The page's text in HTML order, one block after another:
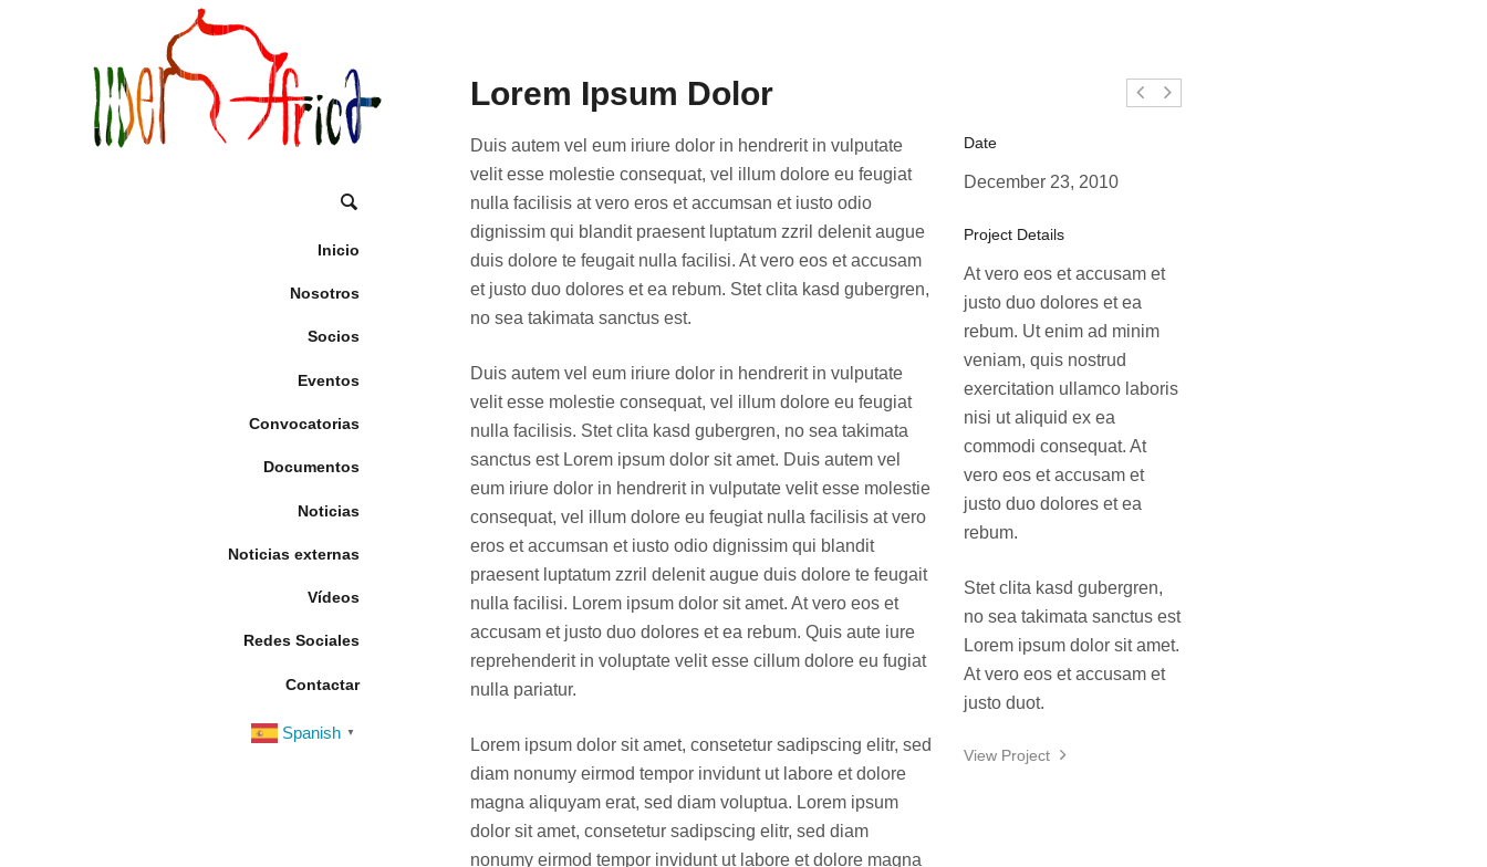
Inicio
Nosotros
Socios
Eventos
Convocatorias
Documentos
Noticias
Noticias externas
Vídeos
Redes Sociales
Contactar
Spanish ▼
Lorem Ipsum Dolor
Duis autem vel eum iriure dolor in hendrerit in vulputate
velit esse molestie consequat, vel illum dolore eu feugiat
nulla facilisis at vero eros et accumsan et iusto odio
dignissim qui blandit praesent luptatum zzril delenit augue
duis dolore te feugait nulla facilisi. At vero eos et accusam
et justo duo dolores et ea rebum. Stet clita kasd gubergren,
no sea takimata sanctus est.
Duis autem vel eum iriure dolor in hendrerit in vulputate
velit esse molestie consequat, vel illum dolore eu feugiat
nulla facilisis. Stet clita kasd gubergren, no sea takimata
sanctus est Lorem ipsum dolor sit amet. Duis autem vel
eum iriure dolor in hendrerit in vulputate velit esse molestie
consequat, vel illum dolore eu feugiat nulla facilisis at vero
eros et accumsan et iusto odio dignissim qui blandit
praesent luptatum zzril delenit augue duis dolore te feugait
nulla facilisi. Lorem ipsum dolor sit amet. At vero eos et
accusam et justo duo dolores et ea rebum. Quis aute iure
reprehenderit in voluptate velit esse cillum dolore eu fugiat
nulla pariatur.
Lorem ipsum dolor sit amet, consetetur sadipscing elitr, sed
diam nonumy eirmod tempor invidunt ut labore et dolore
magna aliquyam erat, sed diam voluptua. Lorem ipsum
dolor sit amet, consetetur sadipscing elitr, sed diam
nonumy eirmod tempor invidunt ut labore et dolore magna
Date
December 23, 2010
Project Details
At vero eos et accusam et
justo duo dolores et ea
rebum. Ut enim ad minim
veniam, quis nostrud
exercitation ullamco laboris
nisi ut aliquid ex ea
commodi consequat. At
vero eos et accusam et
justo duo dolores et ea
rebum.
Stet clita kasd gubergren,
no sea takimata sanctus est
Lorem ipsum dolor sit amet.
At vero eos et accusam et
justo duot.
View Project